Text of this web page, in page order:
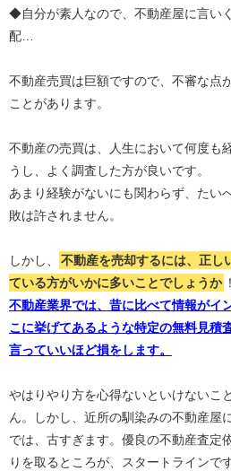
◆自分が素人なので、不動産屋に言い
配…
不動産売買は巨額ですので、不審な点
ことがあります。
不動産の売買は、人生において何度も
うし、よく調査した方が良いです。
あまり経験がないにも関わらず、たい
敗は許されません。
しかし、
不動産を売却するには、正し
ている方がいかに多いことでしょうか ！
不動産業界では、昔に比べて情報がイ
こに挙げてあるような特定の無料見積
言っていいほど損をします。
やはりやり方を心得ないといけないこ
ん。しかし、近所の馴染みの不動産屋
では、古すぎます。優良の不動産査定
りを取るところが、スタートラインです